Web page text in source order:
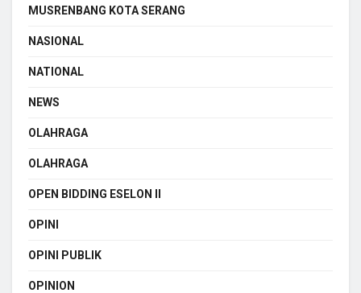
MUSRENBANG KOTA SERANG
NASIONAL
NATIONAL
NEWS
OLAHRAGA
OLAHRAGA
OPEN BIDDING ESELON II
OPINI
OPINI PUBLIK
OPINION